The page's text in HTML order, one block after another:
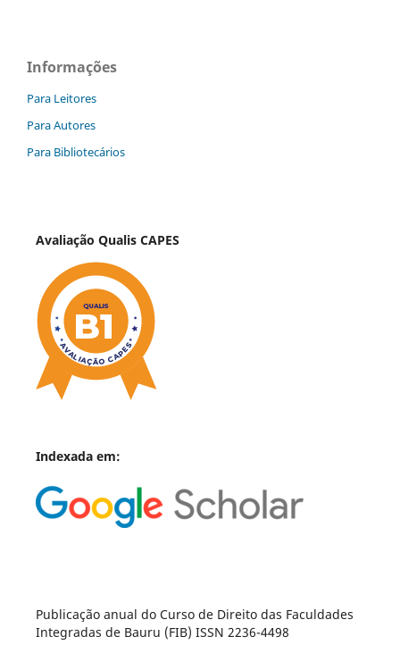
Informações
Para Leitores
Para Autores
Para Bibliotecários
Avaliação Qualis CAPES
Indexada em:
Publicação anual do Curso de Direito das Faculdades
Integradas de Bauru (FIB) ISSN 2236-4498